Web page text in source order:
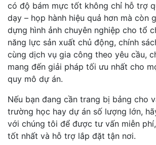
có độ bám mực tốt không chỉ hỗ trợ
dạy – họp hành hiệu quả hơn mà còn
dựng hình ảnh chuyên nghiệp cho tổ
năng lực sản xuất chủ động, chính
cùng dịch vụ gia công theo yêu cầu,
mang đến giải pháp tối ưu nhất cho
quy mô dự án.
Nếu bạn đang cần trang bị bảng cho
trường học hay dự án số lượng lớn,
với chúng tôi để được tư vấn miễn
tốt nhất và hỗ trợ lắp đặt tận nơi.